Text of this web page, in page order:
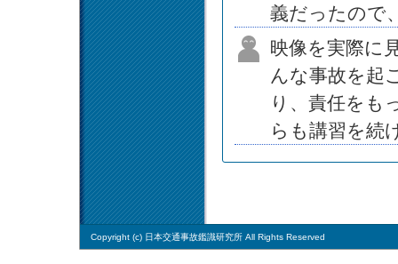
義だったので
映像を実際に
んな事故を起
り、責任をも
らも講習を続
Copyright (c) 日本交通事故鑑識研究所 All Rights Reserved